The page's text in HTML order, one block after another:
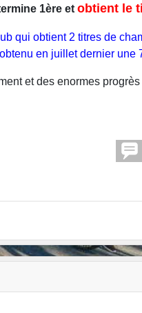
1ère et obtient le
qui obtient 2 titres de
en juillet dernier
et des enormes